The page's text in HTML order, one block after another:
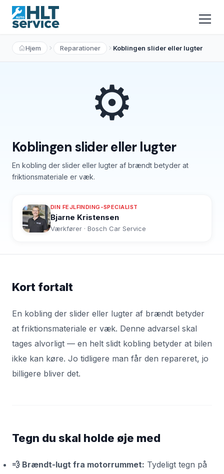
Hjem Reparationer Koblingen slider eller lugter
Koblingen slider eller lugter
En kobling der slider eller lugter af brændt betyder at
friktionsmateriale er væk.
DIN FEJLFINDING-SPECIALIST
Bjarne Kristensen
Værkfører · Bosch Car Service
⚙️
Kort fortalt
En kobling der slider eller lugter af brændt betyder
at friktionsmateriale er væk. Denne advarsel skal
tages alvorligt — en helt slidt kobling betyder at bilen
ikke kan køre. Jo tidligere man får den repareret, jo
billigere bliver det.
Tegn du skal holde øje med
💨 Brændt-lugt fra motorrummet: Tydeligt tegn på